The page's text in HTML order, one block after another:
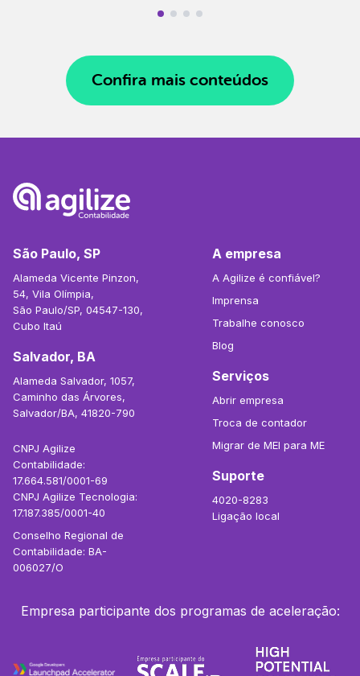
Confira mais conteúdos
São Paulo, SP
Alameda Vicente Pinzon,
54, Vila Olímpia,
São Paulo/SP, 04547-130,
Cubo Itaú
Salvador, BA
Alameda Salvador, 1057,
Caminho das Árvores,
Salvador/BA, 41820-790
CNPJ Agilize
Contabilidade:
17.664.581/0001-69
CNPJ Agilize Tecnologia:
17.187.385/0001-40
Conselho Regional de
Contabilidade: BA-
006027/O
A empresa
A Agilize é confiável?
Imprensa
Trabalhe conosco
Blog
Serviços
Abrir empresa
Troca de contador
Migrar de MEI para ME
Suporte
4020-8283
Ligação local
Empresa participante dos programas de aceleração: